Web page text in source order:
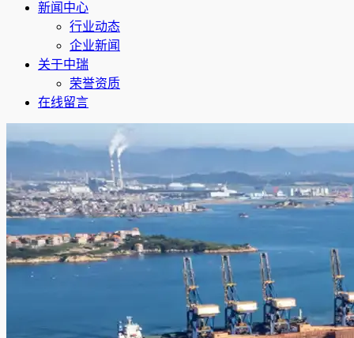
新闻中心
行业动态
企业新闻
关于中瑞
荣誉资质
在线留言